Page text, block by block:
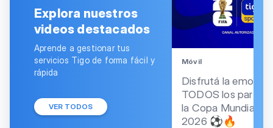
Explora nuestros
videos destacados
Aprende a gestionar tus
servicios Tigo de forma fácil y
rápida
VER TODOS
Móvil
Disfrutá la
TODOS los
la Copa Mundial
2026 ⚽🔥